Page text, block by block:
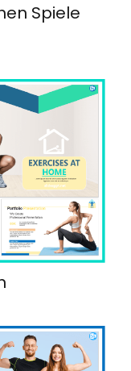
Spiele